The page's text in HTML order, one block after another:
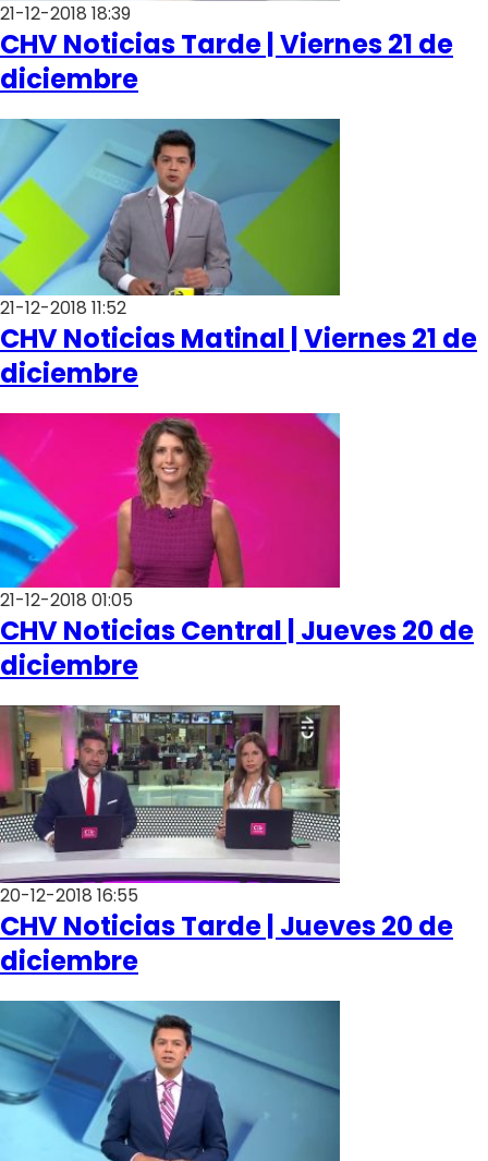
21-12-2018 18:39
CHV Noticias Tarde | Viernes 21 de
diciembre
21-12-2018 11:52
CHV Noticias Matinal | Viernes 21 de
diciembre
21-12-2018 01:05
CHV Noticias Central | Jueves 20 de
diciembre
20-12-2018 16:55
CHV Noticias Tarde | Jueves 20 de
diciembre